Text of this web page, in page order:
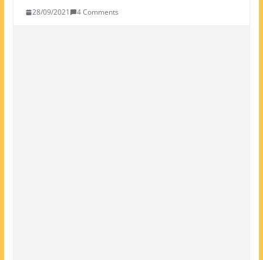
28/09/2021 4 Comments